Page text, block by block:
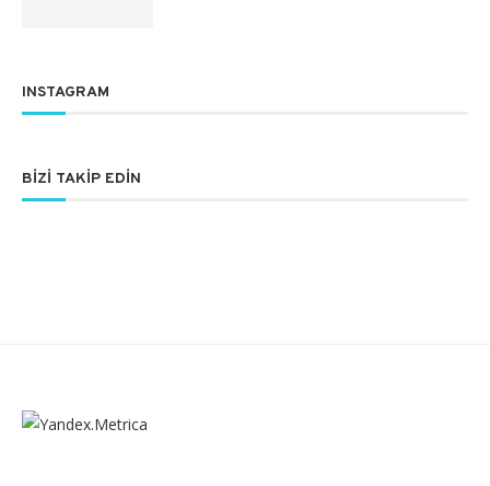
INSTAGRAM
BIZI TAKIP EDIN